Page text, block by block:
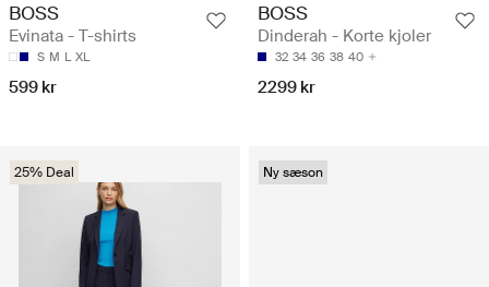
BOSS
Evinata - T-shirts
S M L XL
599 kr
BOSS
Dinderah - Korte kjoler
32 34 36 38 40
2299 kr
25% Deal Ny sæson